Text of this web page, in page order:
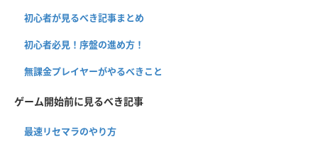
初心者が見るべき記事まとめ
初心者必見！序盤の進め方！
無課金プレイヤーがやるべきこと
ゲーム開始前に見るべき記事
最速リセマラのやり方